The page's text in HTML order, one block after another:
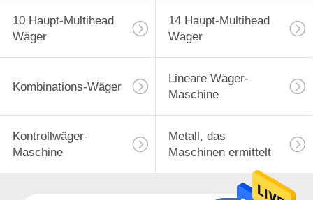
10 Haupt-Multihead
Wäger
14 Haupt-Multihead
Wäger
Kombinations-Wäger
Lineare Wäger-
Maschine
Kontrollwäger-
Maschine
Metall, das
Maschinen ermittelt